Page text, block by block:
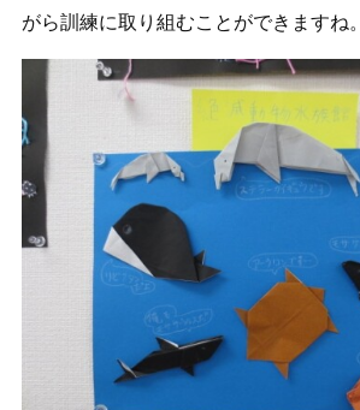
がら訓練に取り組むことができますね。